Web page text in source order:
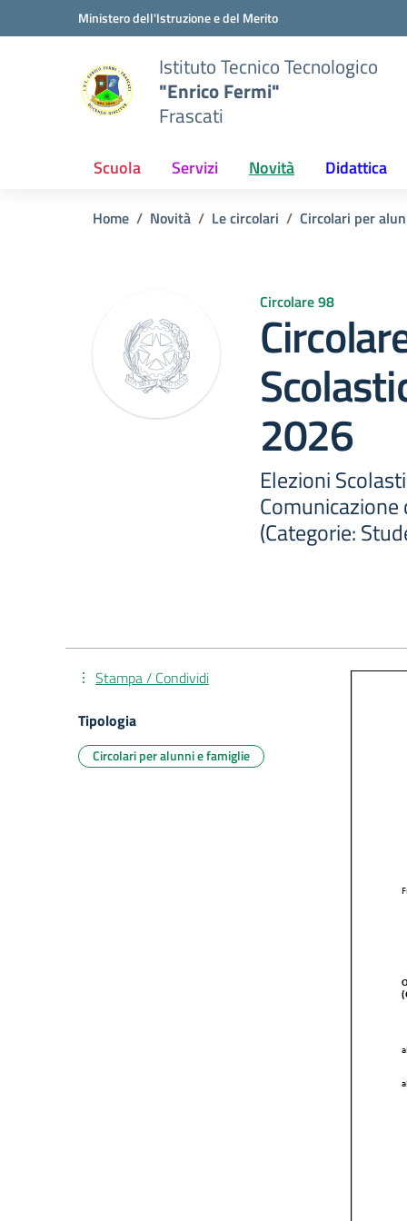
Vai ai contenuti
Vai al menu di navigazioneMinistero dell'Istruzione e del Merito
Istituto Tecnico Tecnologico
"Enrico Fermi"
Frascati
Scuola Servizi Novità Didattica
Home Novità Le circolari Circolari per
Circolare 98
2026
Elezioni
Comunicazione
(Categorie:
Stampa / Condividi
Tipologia
Circolari per alunni e famiglie